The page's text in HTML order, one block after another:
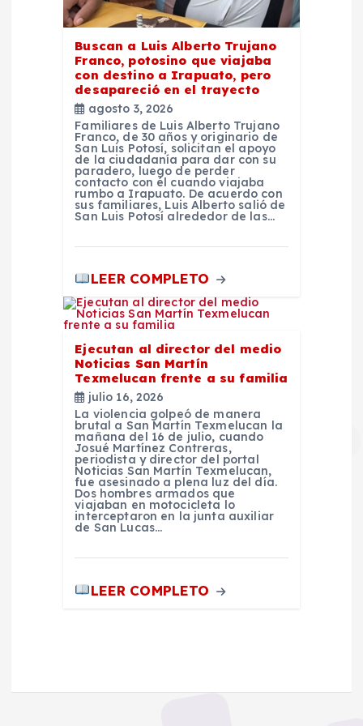
Buscan a Luis Alberto Trujano
Franco, potosino que viajaba
con destino a Irapuato, pero
desapareció en el trayecto
agosto 3, 2026
Familiares de Luis Alberto Trujano
Franco, de 30 años y originario de
San Luis Potosí, solicitan el apoyo
de la ciudadanía para dar con su
paradero, luego de perder
contacto con él cuando viajaba
rumbo a Irapuato. De acuerdo con
sus familiares, Luis Alberto salió de
San Luis Potosí alrededor de las…
LEER COMPLETO
Ejecutan al director del medio
Noticias San Martín
Texmelucan frente a su familia
julio 16, 2026
La violencia golpeó de manera
brutal a San Martín Texmelucan la
mañana del 16 de julio, cuando
Josué Martínez Contreras,
periodista y director del portal
Noticias San Martín Texmelucan,
fue asesinado a plena luz del día.
Dos hombres armados que
viajaban en motocicleta lo
interceptaron en la junta auxiliar
de San Lucas…
LEER COMPLETO